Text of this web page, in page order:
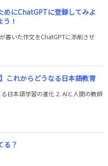
めにChatGPTに登録してみよ
！
書いた作文をChatGPTに添削させ
これからどうなる日本語教育
日本語学習の進化 2. AIと人間の教師
る？